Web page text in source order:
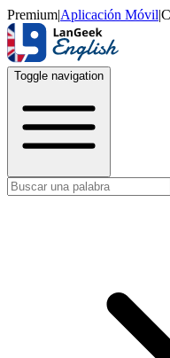
Premium|Aplicación Móvil|
Toggle navigation